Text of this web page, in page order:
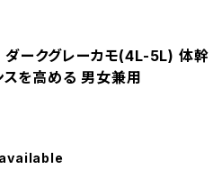
ークグレーカモ(4L-5L) 体幹
スを高める 男女兼用